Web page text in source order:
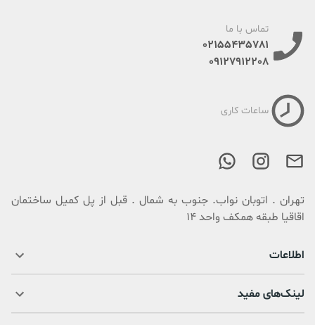
تماس با ما
02155435781
09127912208
ساعات کاری
تهران . اتوبان نواب. جنوب به شمال . قبل از پل کمیل ساختمان
اقاقیا طبقه همکف واحد 14
اطلاعات
لینک‌های مفید